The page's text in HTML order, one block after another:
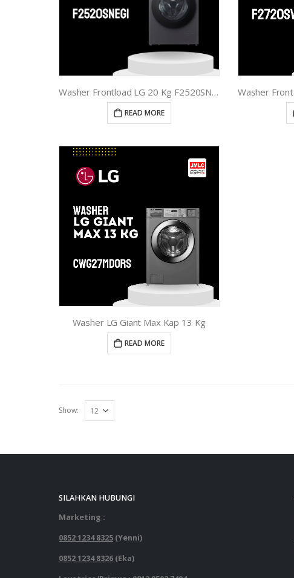
Washer Frontload LG 20 Kg F2520SNEG1
READ MORE
Washer LG Giant Max Kap 13 Kg
READ MORE
Show:
SILAHKAN HUBUNGI
Marketing :
0852 1234 8325 (Yenni)
0852 1234 8326 (Eka)